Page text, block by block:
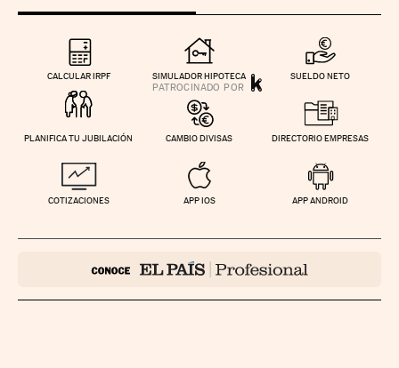
CALCULAR IRPF SIMULADOR HIPOTECA SUELDO NETO
PLANIFICA TU JUBILACIÓN CAMBIO DIVISAS DIRECTORIO EMPRESAS
COTIZACIONES APP IOS APP ANDROID